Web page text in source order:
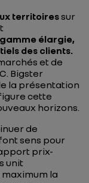
territoiressur
élargie,
des clients.
et de
Bigster
la présentation
cette
horizons.
de
sens pour
prix-
unit
la